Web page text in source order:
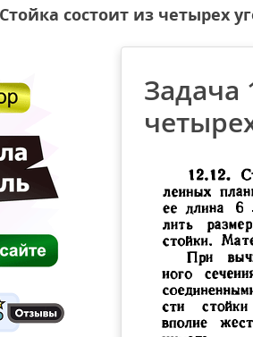
состоит из четырех
Задача